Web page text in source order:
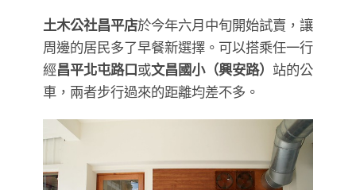
土木公社昌平店於今年六月中旬開始試賣，讓
周邊的居民多了早餐新選擇。可以搭乘任一行
經昌平北屯路口或文昌國小（興安路） 站的公
車，兩者步行過來的距離均差不多。